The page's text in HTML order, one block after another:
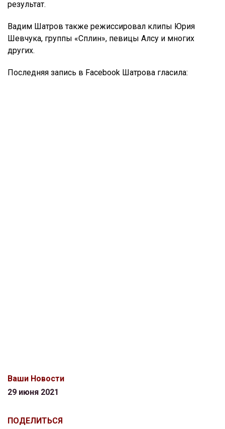
результат.
Вадим Шатров также режиссировал клипы Юрия
Шевчука, группы «Сплин», певицы Алсу и многих
других.
Последняя запись в Facebook Шатрова гласила:
Ваши Новости
29 июня 2021
ПОДЕЛИТЬСЯ